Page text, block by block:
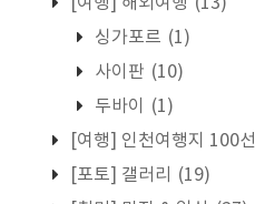
싱가포르 (1)
사이판 (10)
두바이
(1)
[여행] 인천여행지 100선
[포토] 갤러리
(19)